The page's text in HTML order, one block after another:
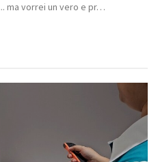
ma vorrei un vero e pr…